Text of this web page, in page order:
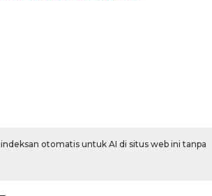
otomatis untuk AI di situs web ini tanpa